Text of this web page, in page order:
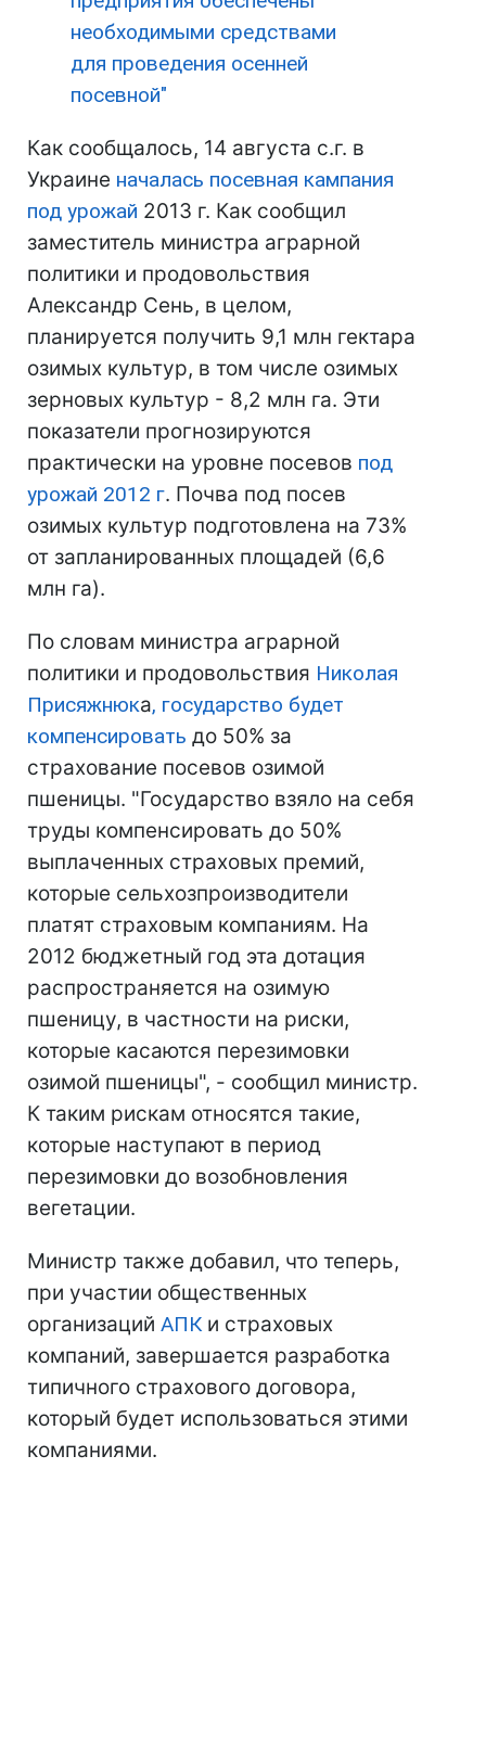
необходимыми средствами
для проведения осенней
посевной"
Как сообщалось, 14 августа с.г. в
Украине началась посевная кампания
под урожай 2013 г. Как сообщил
заместитель министра аграрной
политики и продовольствия
Александр Сень, в целом,
планируется получить 9,1 млн гектара
озимых культур, в том числе озимых
зерновых культур - 8,2 млн га. Эти
показатели прогнозируются
практически на уровне посевов под
урожай 2012 г. Почва под посев
озимых культур подготовлена на 73%
от запланированных площадей (6,6
млн га).
По словам министра аграрной
политики и продовольствия Николая
Присяжнюка, государство будет
компенсировать до 50% за
страхование посевов озимой
пшеницы. "Государство взяло на себя
труды компенсировать до 50%
выплаченных страховых премий,
которые сельхозпроизводители
платят страховым компаниям. На
2012 бюджетный год эта дотация
распространяется на озимую
пшеницу, в частности на риски,
которые касаются перезимовки
озимой пшеницы", - сообщил министр.
К таким рискам относятся такие,
которые наступают в период
перезимовки до возобновления
вегетации.
Министр также добавил, что теперь,
при участии общественных
организаций АПКи страховых
компаний, завершается разработка
типичного страхового договора,
который будет использоваться этими
компаниями.